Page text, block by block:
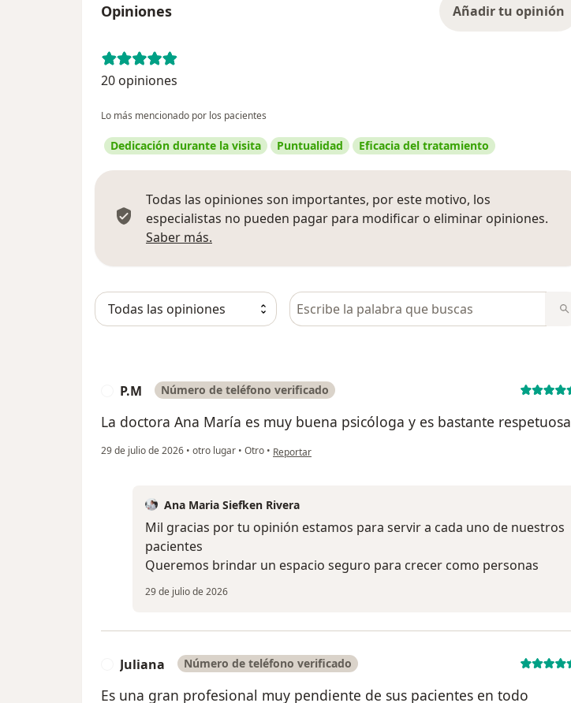
Opiniones Añadir tu opinión
20 opiniones
Lo más mencionado por los pacientes
Dedicación durante la visita Puntualidad Eficacia del tratamiento
Todas las opiniones son importantes, por este motivo, los
especialistas no pueden pagar para modificar o eliminar opiniones.
Saber más.
Busca en opiniones
P.M Número de teléfono verificado
La doctora Ana María es muy buena psicóloga y es bastante respetuosa
29 de julio de 2026 • otro lugar • Otro • en opinión del usuario P.M
Reportar
Ana Maria Siefken Rivera
Mil gracias por tu opinión estamos para servir a cada uno de nuestros
pacientes
Queremos brindar un espacio seguro para crecer como personas
29 de julio de 2026
Juliana Número de teléfono verificado
Es una gran profesional muy pendiente de sus pacientes en todo